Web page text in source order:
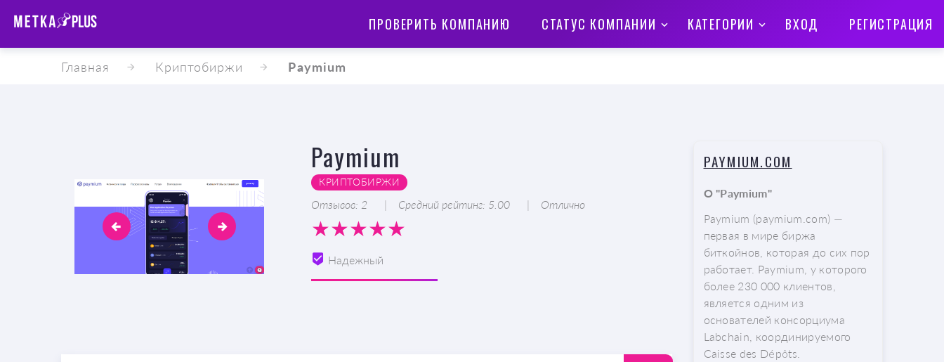
ПРОВЕРИТЬ КОМПАНИЮ СТАТУС КОМПАНИИ КАТЕГОРИИ ВХОД РЕГИСТРАЦИЯ
Главная Криптобиржи Paymium
Paymium
КРИПТОБИРЖИ
Отзывов: 2 Средний рейтинг: 5.00 Отлично
Надежный
PAYMIUM.COM
О "Paymium"
Paymium (paymium.com) —
первая в мире биржа
биткойнов, которая до сих пор
работает. Paymium, у которого
более 230 000 клиентов,
является одним из
основателей консорциума
Labchain, координируемого
Caisse des Dépôts.